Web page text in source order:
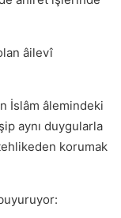
âilevî
İslâm âlemindeki
aynı duygularla
korumak